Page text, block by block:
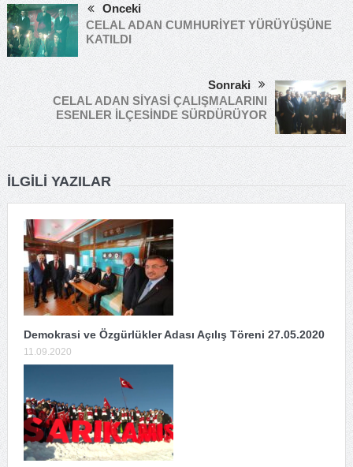
Önceki
CELAL ADAN CUMHURİYET YÜRÜYÜŞÜNE
KATILDI
Sonraki
CELAL ADAN SİYASİ ÇALIŞMALARINI
ESENLER İLÇESİNDE SÜRDÜRÜYOR
İLGILI YAZILAR
Demokrasi ve Özgürlükler Adası Açılış Töreni 27.05.2020
11.09.2020